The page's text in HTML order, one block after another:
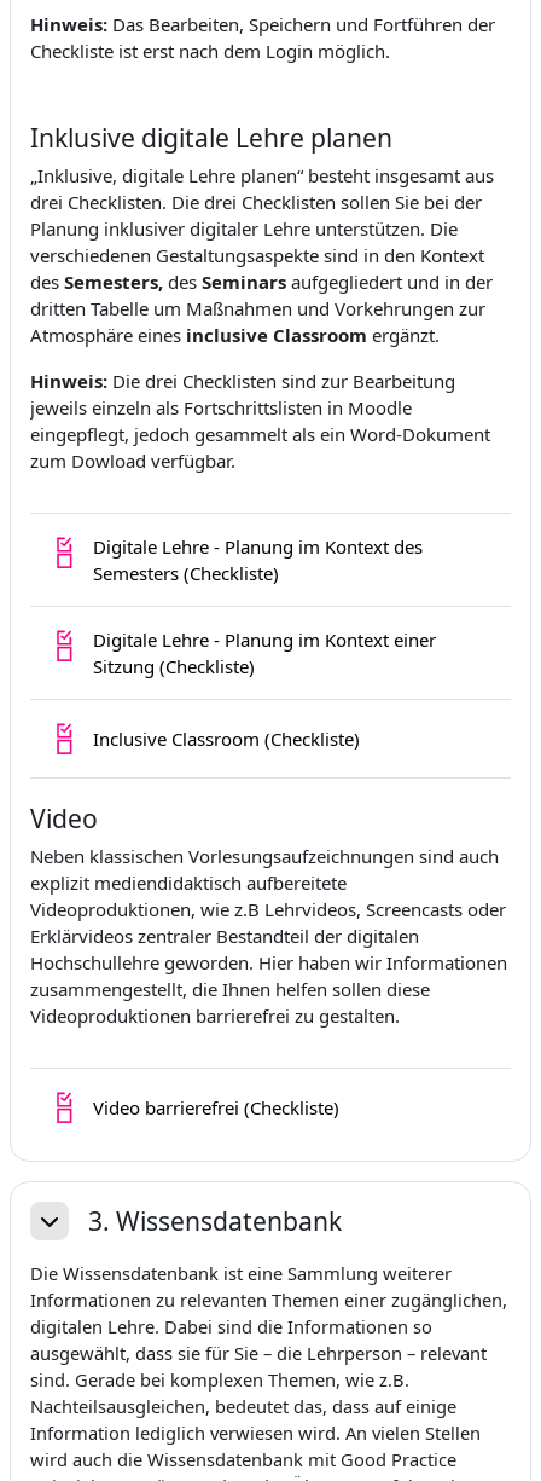
Hinweis: Das Bearbeiten, Speichern und Fortführen der
Checkliste ist erst nach dem Login möglich.
Inklusive digitale Lehre planen
„Inklusive, digitale Lehre planen“ besteht insgesamt aus
drei Checklisten. Die drei Checklisten sollen Sie bei der
Planung inklusiver digitaler Lehre unterstützen. Die
verschiedenen Gestaltungsaspekte sind in den Kontext
des Semesters, des Seminars aufgegliedert und in der
dritten Tabelle um Maßnahmen und Vorkehrungen zur
Atmosphäre eines inclusive Classroom ergänzt.
Hinweis: Die drei Checklisten sind zur Bearbeitung
jeweils einzeln als Fortschrittslisten in Moodle
eingepflegt, jedoch gesammelt als ein Word-Dokument
zum Dowload verfügbar.
Digitale Lehre - Planung im Kontext des
Semesters (Checkliste)
Digitale Lehre - Planung im Kontext einer
Sitzung (Checkliste)
Inclusive Classroom (Checkliste)
Video
Neben klassischen Vorlesungsaufzeichnungen sind auch
explizit mediendidaktisch aufbereitete
Videoproduktionen, wie z.B Lehrvideos, Screencasts oder
Erklärvideos zentraler Bestandteil der digitalen
Hochschullehre geworden. Hier haben wir Informationen
zusammengestellt, die Ihnen helfen sollen diese
Videoproduktionen barrierefrei zu gestalten.
Video barrierefrei (Checkliste)
Einklappen3. Wissensdatenbank
Die Wissensdatenbank ist eine Sammlung weiterer
Informationen zu relevanten Themen einer zugänglichen,
digitalen Lehre. Dabei sind die Informationen so
ausgewählt, dass sie für Sie – die Lehrperson – relevant
sind. Gerade bei komplexen Themen, wie z.B.
Nachteilsausgleichen, bedeutet das, dass auf einige
Information lediglich verwiesen wird. An vielen Stellen
wird auch die Wissensdatenbank mit Good Practice